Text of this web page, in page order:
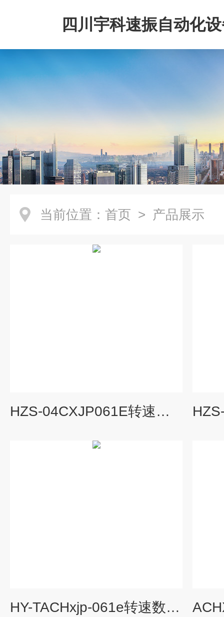
四川宇科速振自动化
公司
当前位置： 首页 > 产品展示
HZS-04CXJP061E转速表显示仪
HY-TACHxjp-061e转速数字显示仪